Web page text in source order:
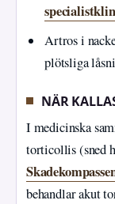
Artros i
plötsliga
NÄR
I medicinska
torticollis (sned
behandlar akut